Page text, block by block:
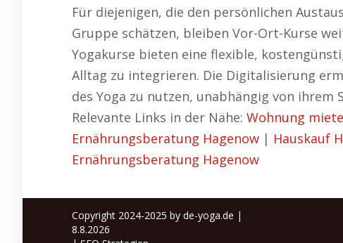
Für diejenigen, die den persönlichen
Gruppe schätzen, bleiben Vor-Ort-Kurse
Yogakurse bieten eine flexible,
Alltag zu integrieren. Die Digitalisierung
des Yoga zu nutzen, unabhängig von ihrem
Relevante Links in der Nähe: Wohnung
Ernährungsberatung Hagenow | Hauskauf
Ernährungsberatung Hagenow
Copyright 2024-2025 by de-yoga.de |
8.8.2026